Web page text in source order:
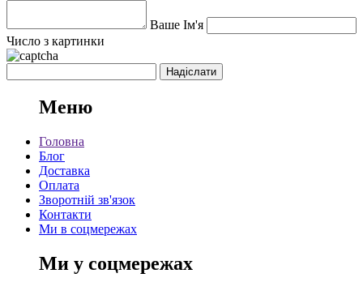
Ваше Ім'я
Число з картинки
Меню
Головна
Блог
Доставка
Оплата
Зворотній зв'язок
Контакти
Ми в соцмережах
Ми у соцмережах